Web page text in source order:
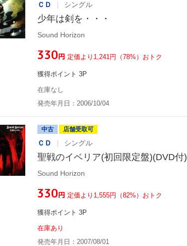
ＣＤ シングル
少年は剣を・・・
Sound Horizon
¥330円 定価より1,241円（78%）おトク
獲得ポイント 3P
在庫なし
発売年月日：2006/10/04
中古 店舗受取可
ＣＤ シングル
聖戦のイベリア(初回限定盤)(DVD付)
Sound Horizon
¥330円 定価より1,555円（82%）おトク
獲得ポイント 3P
在庫あり
発売年月日：2007/08/01